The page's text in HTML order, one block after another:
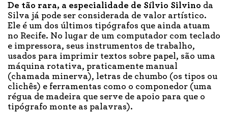
De tão rara, a especialidade de Sílvio Silvino da
Silva já pode ser considerada de valor artístico.
Ele é um dos últimos tipógrafos que ainda atuam
no Recife. No lugar de um computador com teclado
e impressora, seus instrumentos de trabalho,
usados para imprimir textos sobre papel, são uma
máquina rotativa, praticamente manual
(chamada minerva), letras de chumbo (os tipos ou
clichês) e ferramentas como o componedor (uma
régua de madeira que serve de apoio para que o
tipógrafo monte as palavras).